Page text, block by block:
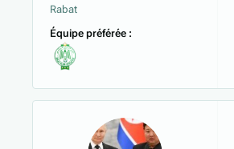
Rabat
Équipe préférée :